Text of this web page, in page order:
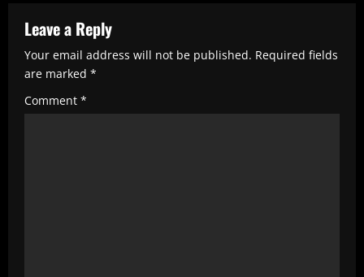
e
R
e
a
Leave a Reply
Your email address will not be published. Required fields
are marked *
Comment *